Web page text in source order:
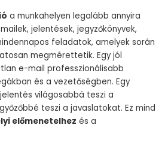
a munkahelyen legalább annyira
jelentések, jegyzőkönyvek,
feladatok, amelyek során
megmérettetik. Egy jól
e-mail professzionálisabb
és a vezetőségben. Egy
világosabbá teszi a
teszi a javaslatokat. Ez mind
előmenetelhez és a